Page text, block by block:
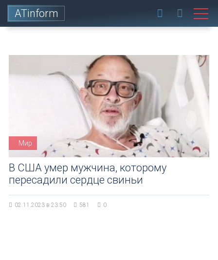
ATinform
Мир
В США умер мужчина, которому
пересадили сердце свиньи
02.11.2023 в 23:50 581 0